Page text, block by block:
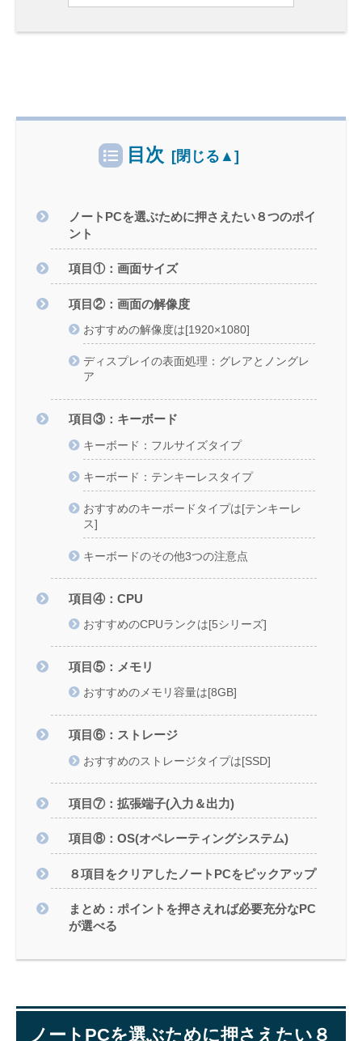
目次
ノートPCを選ぶために押さえたい８つのポイ
ント
項目①：画面サイズ
項目②：画面の解像度
おすすめの解像度は[1920×1080]
ディスプレイの表面処理：グレアとノングレ
ア
項目③：キーボード
キーボード：フルサイズタイプ
キーボード：テンキーレスタイプ
おすすめのキーボードタイプは[テンキーレ
ス]
キーボードのその他3つの注意点
項目④：CPU
おすすめのCPUランクは[5シリーズ]
項目⑤：メモリ
おすすめのメモリ容量は[8GB]
項目⑥：ストレージ
おすすめのストレージタイプは[SSD]
項目⑦：拡張端子(入力＆出力)
項目⑧：OS(オペレーティングシステム)
８項目をクリアしたノートPCをピックアップ
まとめ：ポイントを押さえれば必要充分なPC
が選べる
ノートPCを選ぶために押さえたい８